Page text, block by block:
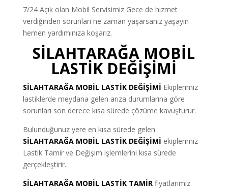
7/24 Açık olan Mobil Servisimiz Gece de hizmet
verdiğinden sorunları ne zaman yaşarsanız yaşayın
hemen yardımınıza koşarız.
SİLAHTARAĞA MOBİL
LASTİK DEĞİŞİMİ
SİLAHTARAĞA MOBİL LASTİK DEĞİŞİMİ Ekiplerimiz
lastiklerde meydana gelen arıza durumlarına göre
sorunları son derece kısa sürede çözüme kavuşturur.
Bulunduğunuz yere en kısa sürede gelen
SİLAHTARAĞA MOBİL LASTİK DEĞİŞİMİ ekiplerimiz
Lastik Tamir ve Değişim işlemlerini kısa sürede
gerçekleştirir.
SİLAHTARAĞA MOBİL LASTİK TAMİRfiyatlarımız